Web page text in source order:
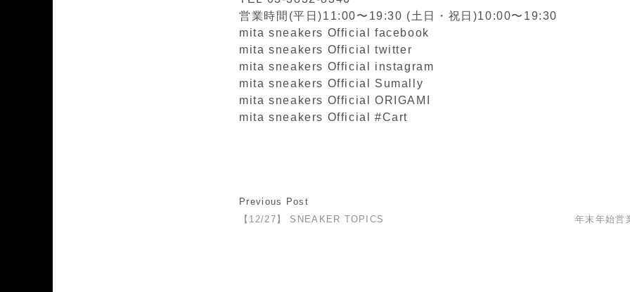
営業時間(平日)11:00〜19:30 (土日・祝日)10:00〜19:30
mita sneakers Official facebook
mita sneakers Official twitter
mita sneakers Official instagram
mita sneakers Official Sumally
mita sneakers Official ORIGAMI
mita sneakers Official #Cart
Previous Post
【12/27】 SNEAKER TOPICS
年末年始営